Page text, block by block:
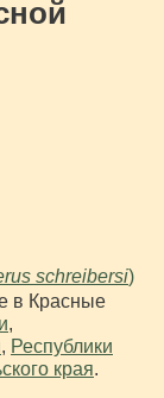
schreibersi)
в Красные
,
, Республики
края.